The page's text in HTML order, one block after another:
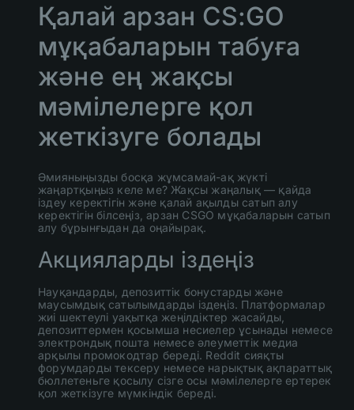
Қалай арзан CS:GO
мұқабаларын табуға
және ең жақсы
мәмілелерге қол
жеткізуге болады
Әмияныңызды босқа жұмсамай-ақ жүкті
жаңартқыңыз келе ме? Жақсы жаңалық — қайда
іздеу керектігін және қалай ақылды сатып алу
керектігін білсеңіз, арзан CSGO мұқабаларын сатып
алу бұрынғыдан да оңайырақ.
Акцияларды іздеңіз
Науқандарды, депозиттік бонустарды және
маусымдық сатылымдарды іздеңіз. Платформалар
жиі шектеулі уақытқа жеңілдіктер жасайды,
депозиттермен қосымша несиелер ұсынады немесе
электрондық пошта немесе әлеуметтік медиа
арқылы промокодтар береді. Reddit сияқты
форумдарды тексеру немесе нарықтық ақпараттық
бюллетеньге қосылу сізге осы мәмілелерге ертерек
қол жеткізуге мүмкіндік береді.